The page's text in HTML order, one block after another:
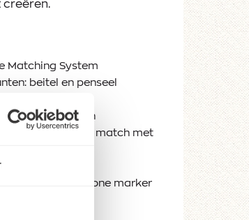
creëren.
Matching System
beitel en penseel
na drogen
een optimale match met
lagen
Talens | Pantone marker